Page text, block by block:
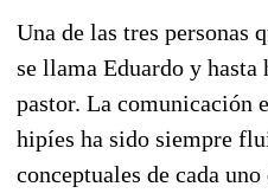
Una de las tres personas
se llama Eduardo y hasta
pastor. La comunicación
hipíes ha sido siempre
conceptuales de cada